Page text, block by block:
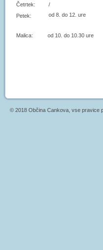
Četrtek:
/
Petek:
od 8. do 12. ure
Malica: od 10. do 10.30 ure
© 2018 Občina Cankova, vse pravice